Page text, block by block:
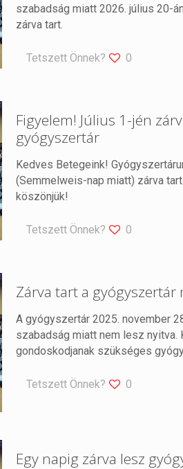
szabadság miatt 2026. július 20-
zárva tart.
Tetszett Önnek? 0
Figyelem! Július 1-jén
gyógyszertár
Kedves Betegeink!
(Semmelweis-nap miatt) zárva
köszönjük!
Tetszett Önnek? 0
Zárva tart a gyógyszertár
A gyógyszertár 2025. november
szabadság miatt nem lesz nyitva.
gondoskodjanak szükséges
Tetszett Önnek? 0
Egy napig zárva lesz